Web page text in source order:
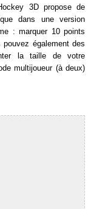
3D propose de
dans une version
: marquer 10 points
également des
la taille de votre
multijoueur (à deux)